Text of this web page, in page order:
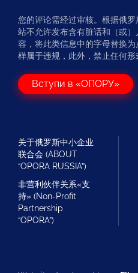
您的评论需经过审核。根据俄
站不允许发布含有脏话和（或
容，将此类信息中的字母替换
样属于违规，此外，禁止任何形
Вступи в «ОПОРУ»
关于俄罗斯中小企业
联合会 (ABOUT
“OPORA RUSSIA”)
非营利伙伴关系«支
持» (Non-Profit
Partnership
“OPORA”)